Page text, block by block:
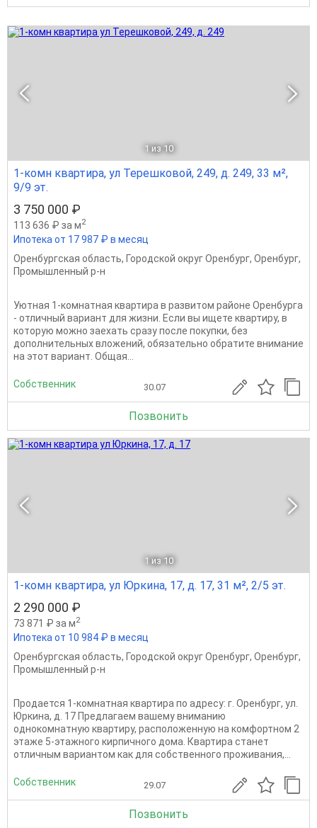
1 из 10
1-комн квартира, ул Терешковой, 249, д. 249, 33 м²,
9/9 эт.
3 750 000 ₽
113 636 ₽ за м2
Ипотека от 17 987 ₽ в месяц
Оренбургская область, Городской округ Оренбург, Оренбург,
Промышленный р-н
Уютная 1-комнатная квартира в развитом районе Оренбурга
- отличный вариант для жизни. Если вы ищете квартиру, в
которую можно заехать сразу после покупки, без
дополнительных вложений, обязательно обратите внимание
на этот вариант. Общая...
Собственник 30.07
Позвонить
1 из 10
1-комн квартира, ул Юркина, 17, д. 17, 31 м², 2/5 эт.
2 290 000 ₽
73 871 ₽ за м2
Ипотека от 10 984 ₽ в месяц
Оренбургская область, Городской округ Оренбург, Оренбург,
Промышленный р-н
Продается 1-комнатная квартира по адресу: г. Оренбург, ул.
Юркина, д. 17 Предлагаем вашему вниманию
однокомнатную квартиру, расположенную на комфортном 2
этаже 5-этажного кирпичного дома. Квартира станет
отличным вариантом как для собственного проживания,...
Собственник 29.07
Позвонить